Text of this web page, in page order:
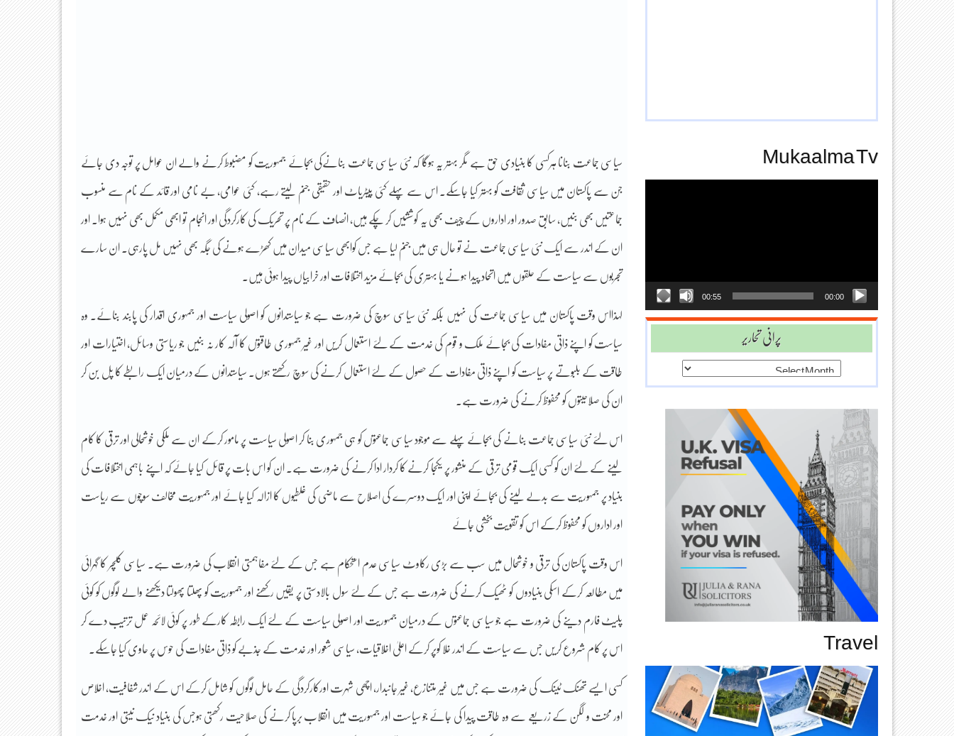
سیاسی جماعت بنانا ہرکسی کا بنیادی حق ہے مگر بہتر یہ ہوگا کہ نئی سیاسی جماعت بنانےکی بجائے جمہوریت کو مضبوط کرنے والے ان عوامل پر توجہ دی جائے
جن سے پاکستان میں سیاسی ثقافت کو بہتر کیا جاسکے۔ اس سے پہلے کئی پیٹریاٹ اور حقیقی جنم لیتے رہے، کئی عوامی، بے نامی اور قائد کے نام سے منسوب
جماعتیں بھی بنیں، سابق صدور اور اداروں کے چیف بھی یہ کوششیں کر چکے ہیں، انصاف کے نام پر تحریک کی کارکردگی اور انجام تو ابھی مکمل بھی نہیں ہوا۔ اور
ان کے اندر سے ایک نئی سیاسی جماعت نے تو حال ہی میں جنم لیا ہے جس کوابھی سیاسی میدان میں کھڑے ہونے کی جگہ بھی نہیں مل پارہی۔ ان سارے
تجربوں سے سیاست کے حلقوں میں اتحاد پیدا ہونے یا بہتری کی بجائے مزید اختلافات اور خرابیاں پیدا ہوئی ہیں۔
لہذااس وقت پاکستان میں سیاسی جماعت کی نہیں بلکہ نئی سیاسی سوچ کی ضرورت ہے جو سیاستدانوں کو اصولی سیاست اور جمہوری اقدار کی پابند بنائے۔ وہ
سیاست کو اپنے ذاتی مفادات کی بجائے ملک و قوم کی خدمت کے لئے استعمال کریں اور غیر جمہوری طاقتوں کا آلہ کار نہ بنیں جو ریاستی وسائل، اختیارات اور
طاقت کے بلبوتے پر سیاست کو اپنے ذاتی مفادات کے حصول کے لئے استعمال کرنے کی سوچ رکھتے ہوں۔ سیاستدانوں کے درمیان ایک رابطے کا پل بن کر
ان کی صلاحیتوں کو محفوظ کرنے کی ضرورت ہے۔
اس لئے نئی سیاسی جماعت بنانے کی بجائے پہلے سے موجود سیاسی جماعتوں کو ہی جمہوری بنا کر اصولی سیاست پر مامور کرکے ان سے ملکی خوشحالی اور ترقی کا کام
لینے کے لئے ان کو کسی ایک قومی ترقی کے منشور پر یکجا کرنے کا کردار ادا کرنے کی ضرورت ہے۔ ان کو اس بات پر قائل کیا جائے کہ اپنے باہمی اختلافات کی
بنیاد پر جمہوریت سے بدلے لینے کی بجائے اپنی اور ایک دوسرے کی اصلاح سے ماضی کی غلطیوں کا ازالہ کیا جائے اور جمہوریت مخالف سوچوں سے ریاست
اور اداروں کو محفوظ کرکے اس کو تقویت بخشی جائے
اس وقت پاکستان کی ترقی و خوشحال میں سب سے بڑی رکاوٹ سیاسی عدم استحکام ہے جس کے لئے مفاہمتی انقلاب کی ضرورت ہے۔ سیاسی کلچر کا گہرائی
میں مطالعہ کرکے اسکی بنیادوں کو ٹھیک کرنے کی ضرورت ہے جس کے لئے سول بالادستی پر یقیں رکھنے اور جمہوریت کو پھلتا پھولتا دیکھنے والے لوگوں کو کوئی
پلیٹ فارم دینے کی ضرورت ہے جو سیاسی جماعتوں کے درمیان جمہوریت اور اصولی سیاست کے لئے ایک رابطہ کارکے طور پر کوئی لائحہ عمل ترتیب دے کر
اس پر کام شروع کریں جس سے سیاست کے اندر خلا کوپر کرکے اعلیٰ اخلاقیات، سیاسی شعور اور خدمت کے جذبے کو ذاتی مفادات کی حوس پر حاوی کیا جاسکے۔
کسی ایسے تھنک ٹینک کی ضرورت ہے جس میں غیر متنازع، غیر جانبدار، اچھی شہرت اورکارکردگی کے حامل لوگوں کو شامل کرکے اس کے اندر شفافیت، اخلاص
اور محنت و لگن کے زریعے سے وہ طاقت پیدا کی جائے جو سیاست اور جمہوریت میں انقلاب برپا کرنے کی صلاحیت رکھتی ہوجس کی بنیاد نیک نیتی اور خدمت
Mukaalma Tv
00:00
00:55
پرانی تحاریر
Travel